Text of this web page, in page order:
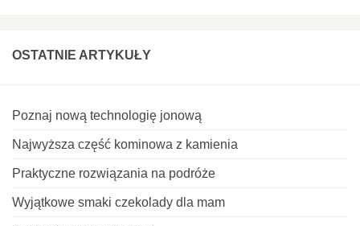
OSTATNIE ARTYKUŁY
Poznaj nową technologię jonową
Najwyższa część kominowa z kamienia
Praktyczne rozwiązania na podróże
Wyjątkowe smaki czekolady dla mam